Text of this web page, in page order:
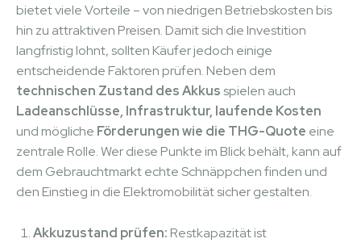
bietet viele Vorteile – von niedrigen Betriebskosten bis
hin zu attraktiven Preisen. Damit sich die Investition
langfristig lohnt, sollten Käufer jedoch einige
entscheidende Faktoren prüfen. Neben dem
technischen Zustand des Akkus spielen auch
Ladeanschlüsse, Infrastruktur, laufende Kosten
und mögliche Förderungen wie die THG-Quote eine
zentrale Rolle. Wer diese Punkte im Blick behält, kann auf
dem Gebrauchtmarkt echte Schnäppchen finden und
den Einstieg in die Elektromobilität sicher gestalten.
Akkuzustand prüfen: Restkapazität ist